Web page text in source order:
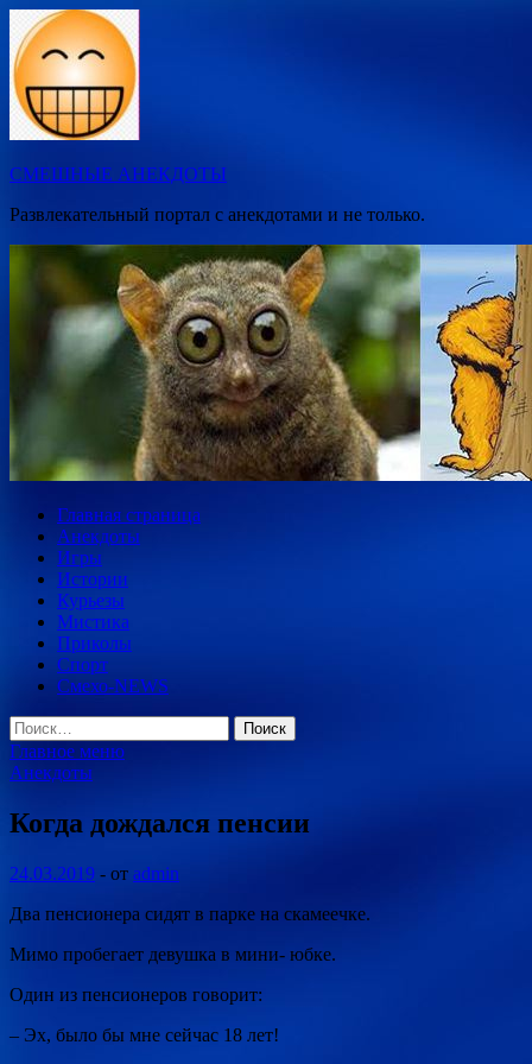
Перейти
содержимому
СМЕШНЫЕ АНЕКДОТЫ
Развлекательный портал с анекдотами и не только.
Главная страница
Анекдоты
Игры
Истории
Курьезы
Мистика
Приколы
Спорт
Смехо-NEWS
Найти:
Главное меню
Анекдоты
Когда дождался пенсии
24.03.2019 - от admin
Два пенсионера сидят в парке на скамеечке.
Мимо пробегает девушка в мини- юбке.
Один из пенсионеров говорит:
– Эх, было бы мне сейчас 18 лет!